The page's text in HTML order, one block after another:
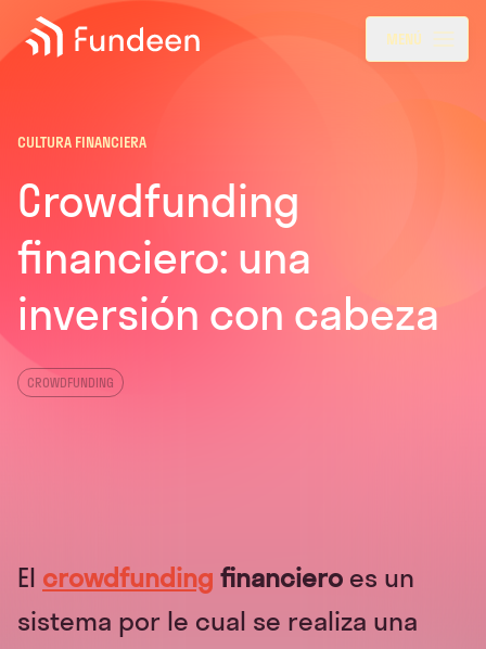
Fundeen Menu
MENÚ
CULTURA FINANCIERA
Crowdfunding
financiero: una
inversión con cabeza
CROWDFUNDING
El crowdfunding financiero es un
sistema por le cual se realiza una